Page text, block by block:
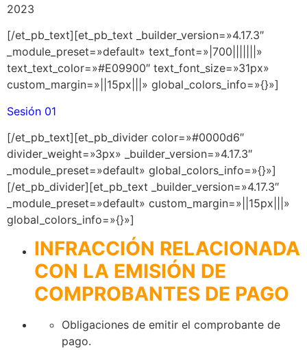
2023
[/et_pb_text][et_pb_text _builder_version=»4.17.3″
_module_preset=»default» text_font=»|700|||||||»
text_text_color=»#E09900″ text_font_size=»31px»
custom_margin=»||15px|||» global_colors_info=»{}»]
Sesión 01
[/et_pb_text][et_pb_divider color=»#0000d6″
divider_weight=»3px» _builder_version=»4.17.3″
_module_preset=»default» global_colors_info=»{}»]
[/et_pb_divider][et_pb_text _builder_version=»4.17.3″
_module_preset=»default» custom_margin=»||15px|||»
global_colors_info=»{}»]
INFRACCIÓN RELACIONADA
CON LA EMISIÓN DE
COMPROBANTES DE PAGO
Obligaciones de emitir el comprobante de
pago.